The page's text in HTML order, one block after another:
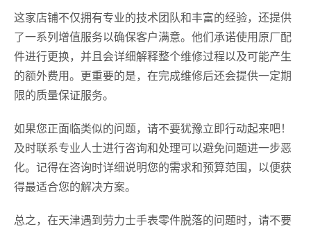
这家店铺不仅拥有专业的技术团队和丰富的经验，还提供
了一系列增值服务以确保客户满意。他们承诺使用原厂配
件进行更换，并且会详细解释整个维修过程以及可能产生
的额外费用。更重要的是，在完成维修后还会提供一定期
限的质量保证服务。
如果您正面临类似的问题，请不要犹豫立即行动起来吧！
及时联系专业人士进行咨询和处理可以避免问题进一步恶
化。记得在咨询时详细说明您的需求和预算范围，以便获
得最适合您的解决方案。
总之，在天津遇到劳力士手表零件脱落的问题时，请不要